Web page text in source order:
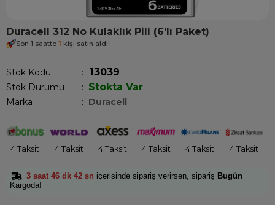
Duracell 312 No Kulaklık Pili (6'lı Paket)
Son 1 saatte 1 kişi satın aldı!
Stok Kodu 13039
Stok Durumu : Stokta Var
Marka : Duracell
4 Taksit 4 Taksit 4 Taksit 4 Taksit 4 Taksit 4 Taksit
3 saat 46 dk 42 sn içerisinde sipariş verirsen, sipariş Bugün
Kargoda!